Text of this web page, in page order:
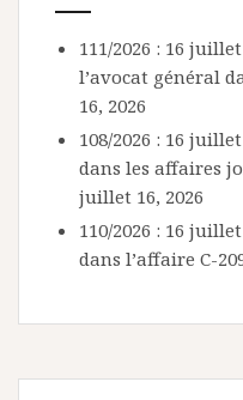
111/2026 : 16
l’avocat général
16, 2026
108/2026 : 16
dans les affaires
juillet 16, 2026
110/2026 : 16
dans l’affaire C-